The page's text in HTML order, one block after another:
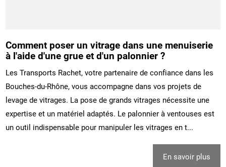
Comment poser un vitrage dans une menuiserie
à l'aide d'une grue et d'un palonnier ?
Les Transports Rachet, votre partenaire de confiance dans les
Bouches-du-Rhône, vous accompagne dans vos projets de
levage de vitrages. La pose de grands vitrages nécessite une
expertise et un matériel adaptés. Le palonnier à ventouses est
un outil indispensable pour manipuler les vitrages en t...
En savoir plus